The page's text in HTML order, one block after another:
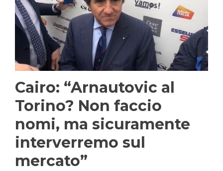
Cairo: “Arnautovic al
Torino? Non faccio
nomi, ma sicuramente
interverremo sul
mercato”